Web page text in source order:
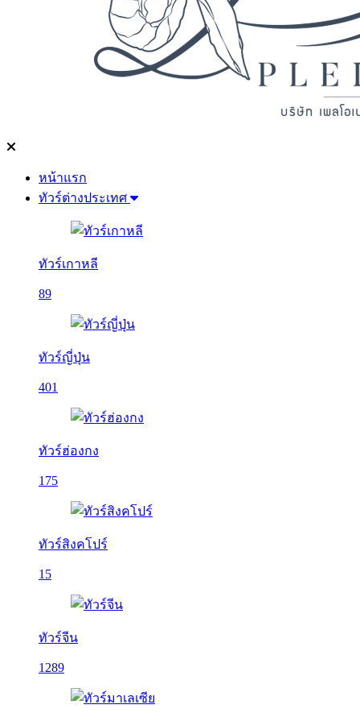
หน้าแรก
ทัวร์ต่างประเทศ
ทัวร์เกาหลี
89
ทัวร์ญี่ปุ่น
401
ทัวร์ฮ่องกง
175
ทัวร์สิงคโปร์
15
ทัวร์จีน
1289